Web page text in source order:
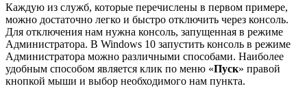
Каждую из служб, которые перечислены в первом примере,
можно достаточно легко и быстро отключить через консоль.
Для отключения нам нужна консоль, запущенная в режиме
Администратора. В Windows 10 запустить консоль в режиме
Администратора можно различными способами. Наиболее
удобным способом является клик по меню «Пуск» правой
кнопкой мыши и выбор необходимого нам пункта.